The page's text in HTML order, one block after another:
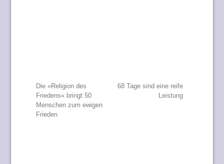
Beitragsnavigation
Die »Religion des
Friedens« bringt 50
Menschen zum ewigen
Frieden
68 Tage sind eine reife
Leistung